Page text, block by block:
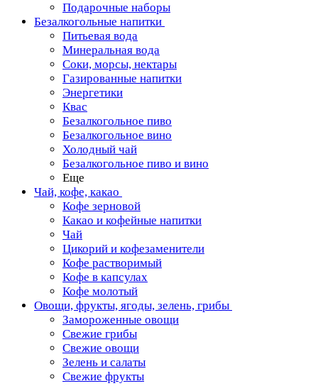
Подарочные наборы
Безалкогольные напитки
Питьевая вода
Минеральная вода
Соки, морсы, нектары
Газированные напитки
Энергетики
Квас
Безалкогольное пиво
Безалкогольное вино
Холодный чай
Безалкогольное пиво и вино
Еще
Чай, кофе, какао
Кофе зерновой
Какао и кофейные напитки
Чай
Цикорий и кофезаменители
Кофе растворимый
Кофе в капсулах
Кофе молотый
Овощи, фрукты, ягоды, зелень, грибы
Замороженные овощи
Свежие грибы
Свежие овощи
Зелень и салаты
Свежие фрукты